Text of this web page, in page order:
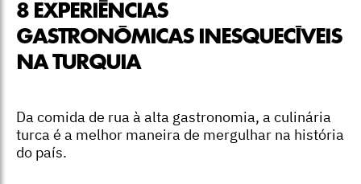
8 EXPERIÊNCIAS
GASTRONÔMICAS INESQUECÍVEIS
NA TURQUIA
Da comida de rua à alta gastronomia, a culinária
turca é a melhor maneira de mergulhar na história
do país.